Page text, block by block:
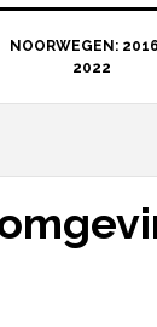
NOORWEGEN:
2022